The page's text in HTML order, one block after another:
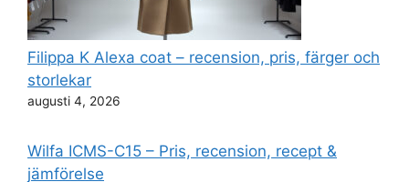
Filippa K Alexa coat – recension, pris, färger och
storlekar
augusti 4, 2026
Wilfa ICMS-C15 – Pris, recension, recept &
jämförelse